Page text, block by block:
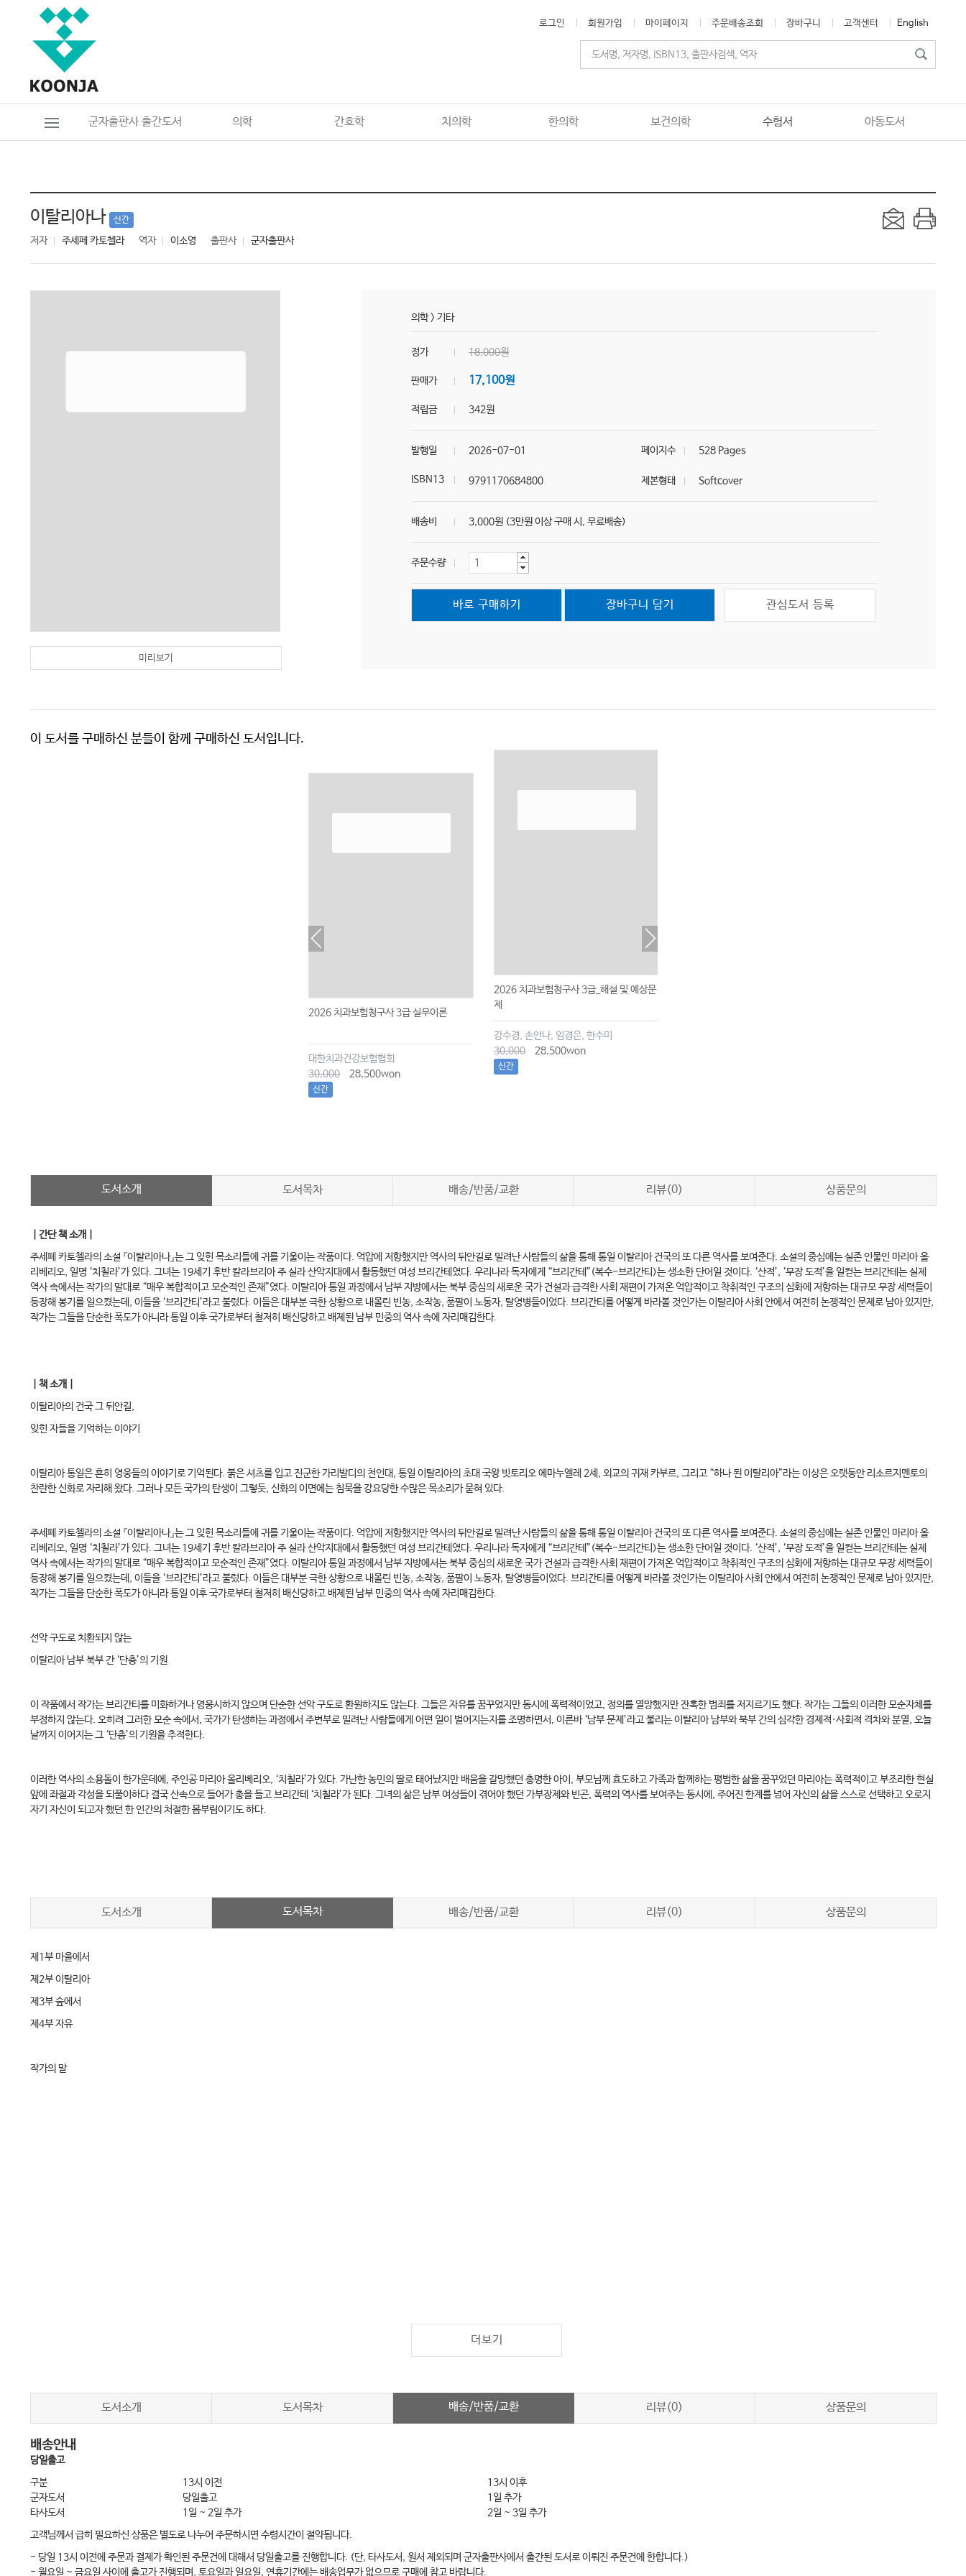
로그인 회원가입 마이페이지 주문배송조회 장바구니 고객센터 English
군자출판사 출간도서 의학 간호학 치의학 한의학 보건의학 수험서 아동도서
이탈리아나 신간
저자 주세페 카토첼라 역자 이소영 출판사 군자출판사
미리보기
의학> 기타
정가 18,000원
판매가 17,100원
적립금 342원
발행일 2026-07-01 페이지수 528 Pages
ISBN13 9791170684800 제본형태 Softcover
배송비 3,000원 (3만원 이상 구매 시, 무료배송)
주문수량
바로 구매하기 장바구니 담기 관심도서 등록
이 도서를 구매하신 분들이 함께 구매하신 도서입니다.
2026 치과보험청구사 3급 실무이론
대한치과건강보험협회
30,000
28,500won
신간
2026 치과보험청구사 3급_해설 및 예상문
제
강수경, 손안나, 임경은, 한수미
30,000
28,500won
신간
도서소개 도서목차 배송/반품/교환 리뷰(0) 상품문의
｜간단 책 소개｜
주세페 카토첼라의 소설 『이탈리아나』는 그 잊힌 목소리들에 귀를 기울이는 작품이다. 억압에 저항했지만 역사의 뒤안길로 밀려난 사람들의 삶을 통해 통일 이탈리아 건국의 또 다른 역사를 보여준다. 소설의 중심에는 실존 인물인 마리아 올
리베리오, 일명 ‘치칠라’가 있다. 그녀는 19세기 후반 칼라브리아 주 실라 산악지대에서 활동했던 여성 브리간테였다. 우리나라 독자에게 “브리간테”(복수-브리간티)는 생소한 단어일 것이다. ‘산적’, ‘무장 도적’을 일컫는 브리간테는 실제
역사 속에서는 작가의 말대로 “매우 복합적이고 모순적인 존재”였다. 이탈리아 통일 과정에서 남부 지방에서는 북부 중심의 새로운 국가 건설과 급격한 사회 재편이 가져온 억압적이고 착취적인 구조의 심화에 저항하는 대규모 무장 세력들이
등장해 봉기를 일으켰는데, 이들을 ‘브리간티’라고 불렀다. 이들은 대부분 극한 상황으로 내몰린 빈농, 소작농, 품팔이 노동자, 탈영병들이었다. 브리간티를 어떻게 바라볼 것인가는 이탈리아 사회 안에서 여전히 논쟁적인 문제로 남아 있지만,
작가는 그들을 단순한 폭도가 아니라 통일 이후 국가로부터 철저히 배신당하고 배제된 남부 민중의 역사 속에 자리매김한다.
｜책 소개｜
이탈리아의 건국 그 뒤안길,
잊힌 자들을 기억하는 이야기
이탈리아 통일은 흔히 영웅들의 이야기로 기억된다. 붉은 셔츠를 입고 진군한 가리발디의 천인대, 통일 이탈리아의 초대 국왕 빗토리오 에마누엘레 2세, 외교의 귀재 카부르, 그리고 “하나 된 이탈리아”라는 이상은 오랫동안 리소르지멘토의
찬란한 신화로 자리해 왔다. 그러나 모든 국가의 탄생이 그렇듯, 신화의 이면에는 침묵을 강요당한 수많은 목소리가 묻혀 있다.
주세페 카토첼라의 소설 『이탈리아나』는 그 잊힌 목소리들에 귀를 기울이는 작품이다. 억압에 저항했지만 역사의 뒤안길로 밀려난 사람들의 삶을 통해 통일 이탈리아 건국의 또 다른 역사를 보여준다. 소설의 중심에는 실존 인물인 마리아 올
리베리오, 일명 ‘치칠라’가 있다. 그녀는 19세기 후반 칼라브리아 주 실라 산악지대에서 활동했던 여성 브리간테였다. 우리나라 독자에게 “브리간테”(복수-브리간티)는 생소한 단어일 것이다. ‘산적’, ‘무장 도적’을 일컫는 브리간테는 실제
역사 속에서는 작가의 말대로 “매우 복합적이고 모순적인 존재”였다. 이탈리아 통일 과정에서 남부 지방에서는 북부 중심의 새로운 국가 건설과 급격한 사회 재편이 가져온 억압적이고 착취적인 구조의 심화에 저항하는 대규모 무장 세력들이
등장해 봉기를 일으켰는데, 이들을 ‘브리간티’라고 불렀다. 이들은 대부분 극한 상황으로 내몰린 빈농, 소작농, 품팔이 노동자, 탈영병들이었다. 브리간티를 어떻게 바라볼 것인가는 이탈리아 사회 안에서 여전히 논쟁적인 문제로 남아 있지만,
작가는 그들을 단순한 폭도가 아니라 통일 이후 국가로부터 철저히 배신당하고 배제된 남부 민중의 역사 속에 자리매김한다.
선악 구도로 치환되지 않는
이탈리아 남부 북부 간 ‘단층’의 기원
이 작품에서 작가는 브리간티를 미화하거나 영웅시하지 않으며 단순한 선악 구도로 환원하지도 않는다. 그들은 자유를 꿈꾸었지만 동시에 폭력적이었고, 정의를 열망했지만 잔혹한 범죄를 저지르기도 했다. 작가는 그들의 이러한 모순자체를
부정하지 않는다. 오히려 그러한 모순 속에서, 국가가 탄생하는 과정에서 주변부로 밀려난 사람들에게 어떤 일이 벌어지는지를 조명하면서, 이른바 ‘남부 문제’라고 불리는 이탈리아 남부와 북부 간의 심각한 경제적·사회적 격차와 분열, 오늘
날까지 이어지는 그 ‘단층’의 기원을 추적한다.
이러한 역사의 소용돌이 한가운데에, 주인공 마리아 올리베리오, ‘치칠라’가 있다. 가난한 농민의 딸로 태어났지만 배움을 갈망했던 총명한 아이, 부모님께 효도하고 가족과 함께하는 평범한 삶을 꿈꾸었던 마리아는 폭력적이고 부조리한 현실
앞에 좌절과 각성을 되풀이하다 결국 산속으로 들어가 총을 들고 브리간테 ‘치칠라’가 된다. 그녀의 삶은 남부 여성들이 겪어야 했던 가부장제와 빈곤, 폭력의 역사를 보여주는 동시에, 주어진 한계를 넘어 자신의 삶을 스스로 선택하고 오로지
자기 자신이 되고자 했던 한 인간의 처절한 몸부림이기도 하다.
도서소개 도서목차 배송/반품/교환 리뷰(0) 상품문의
제1부 마을에서
제2부 이탈리아
제3부 숲에서
제4부 자유
작가의 말
더보기
도서소개 도서목차 배송/반품/교환 리뷰(0) 상품문의
배송안내
당일출고
구분
13시 이전
13시 이후
군자도서
당일출고
1일 추가
타사도서
1일 ~ 2일 추가
2일 ~ 3일 추가
고객님께서 급히 필요하신 상품은 별도로 나누어 주문하시면 수령시간이 절약됩니다.
- 당일 13시 이전에 주문과 결제가 확인된 주문건에 대해서 당일출고를 진행합니다. (단, 타사도서, 원서 제외되며 군자출판사에서 출간된 도서로 이뤄진 주문건에 한합니다.)
- 월요일 ~ 금요일 사이에 출고가 진행되며, 토요일과 일요일, 연휴기간에는 배송업무가 없으므로 구매에 참고 바랍니다.